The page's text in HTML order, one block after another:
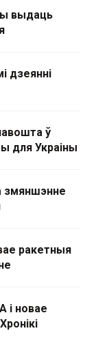
выдаць
дзеянні
ў
для Украіны
змяншэнне
ракетныя
і новае